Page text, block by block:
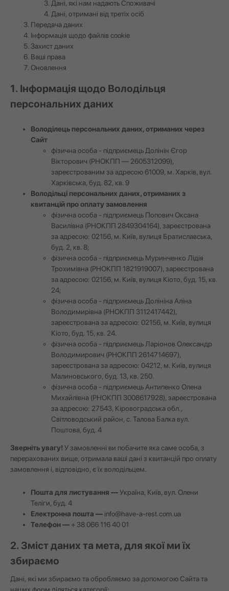
Дані, які нам надають Споживачі
Дані, отримані від третіх осіб
Передача даних
Інформація щодо файлів cookie
Захист даних
Ваші права
Оновлення
1. Інформація щодо Володільця
персональних даних
Володілець персональних даних, отриманих через
Сайт
фізична особа - підприємець Долінін Єгор
Вікторович (РНОКПП — 2605312099),
зареєстрованим за адресою 61009, м. Харків, вул.
Харківська, буд. 82, кв. 9
Володільці персональних даних, отриманих з
квитанцій про оплату замовлення
фізична особа - підприємець Попович Оксана
Василівна (РНОКПП 2849304164), зареєстрована
за адресою: 02156, м. Київ, вулиця Братиславська,
буд. 2, кв. 8;
фізична особа - підприємець Муринченко Лідія
Трохимівна (РНОКПП 1821919007), зареєстрована
за адресою: 02156, м. Київ, вулиця Кіото, буд. 15, кв.
24;
фізична особа - підприємець Долініна Аліна
Володимирівна (РНОКПП 3112417442),
зареєстрована за адресою: 02156, м. Київ, вулиця
Кіото, буд. 15, кв. 24.
фізична особа - підприємець Ларіонов Олександр
Володимирович (РНОКПП 2614714697),
зареєстрована за адресою: 04212, м. Київ, вулиця
Малиновського, буд. 13, кв. 250.
фізична особа - підприємець Антипенко Олена
Михайлівна (РНОКПП 3008617928), зареєстрована
за адресою: 27543, Кіровоградська обл.,
Світловодський район, с. Талова Балка вул.
Поштова, буд. 4
Зверніть увагу! У замовленні ви побачите яка саме особа, з
перерахованих вище, отримала ваші дані з квитанцій про оплату
замовлення і, відповідно, є їх володільцем.
Пошта для листування —Україна, Київ, вул. Олени
Теліги, буд. 4
Електронна пошта — info@have-a-rest.com.ua
Телефон — + 38 066 116 40 01
2. Зміст даних та мета, для якої ми їх
збираємо
Дані, які ми збираємо та обробляємо за допомогою Сайта та